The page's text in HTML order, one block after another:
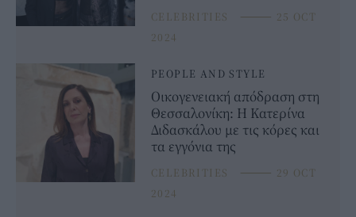
CELEBRITIES ⸻ 25 OCT
2024
PEOPLE AND STYLE
Οικογενειακή απόδραση στη
Θεσσαλονίκη: Η Κατερίνα
Διδασκάλου με τις κόρες και
τα εγγόνια της
CELEBRITIES ⸻ 29 OCT
2024